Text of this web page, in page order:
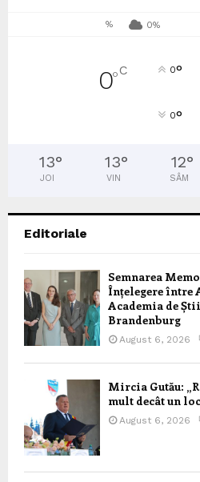
% 0%
0°C 0°
0°
13°
JOI
13°
VIN
12°
SÂM
Editoriale
Semnarea
Înțelegere între
Academia de
Brandenburg
August 6, 2026
Mircia Gutău:
mult decât un
August 6, 2026